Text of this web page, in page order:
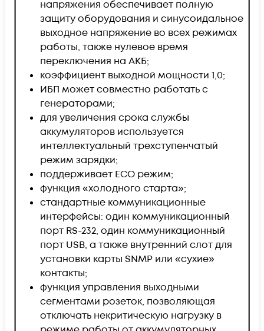
напряжения обеспечивает полную
защиту оборудования и синусоидальное
выходное напряжение во всех режимах
работы, также нулевое время
переключения на АКБ;
коэффициент выходной мощности 1,0;
ИБП может совместно работать с
генераторами;
для увеличения срока службы
аккумуляторов используется
интеллектуальный трехступенчатый
режим зарядки;
поддерживает ECO режим;
функция «холодного старта»;
стандартные коммуникационные
интерфейсы: один коммуникационный
порт RS-232, один коммуникационный
порт USB, а также внутренний слот для
установки карты SNMP или «сухие»
контакты;
функция управления выходными
сегментами розеток, позволяющая
отключать некритическую нагрузку в